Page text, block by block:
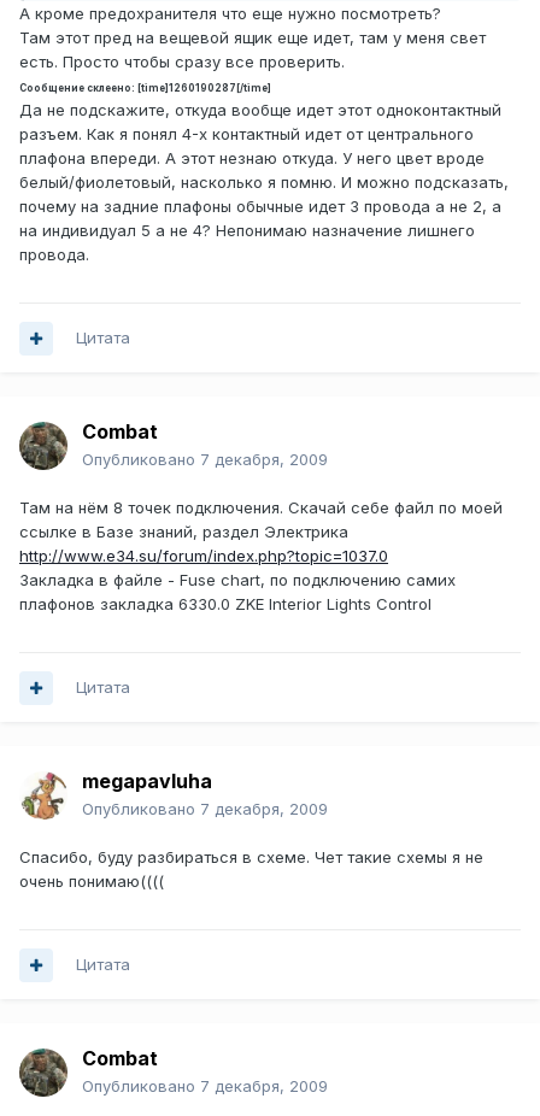
А кроме предохранителя что еще нужно посмотреть?
Там этот пред на вещевой ящик еще идет, там у меня свет
есть. Просто чтобы сразу все проверить.
Сообщение склеено: [time]1260190287[/time]
Да не подскажите, откуда вообще идет этот одноконтактный
разъем. Как я понял 4-х контактный идет от центрального
плафона впереди. А этот незнаю откуда. У него цвет вроде
белый/фиолетовый, насколько я помню. И можно подсказать,
почему на задние плафоны обычные идет 3 провода а не 2, а
на индивидуал 5 а не 4? Непонимаю назначение лишнего
провода.
Цитата
Combat
Опубликовано 7 декабря, 2009
Там на нём 8 точек подключения. Скачай себе файл по моей
ссылке в Базе знаний, раздел Электрика
http://www.e34.su/forum/index.php?topic=1037.0
Закладка в файле - Fuse chart, по подключению самих
плафонов закладка 6330.0 ZKE Interior Lights Control
Цитата
megapavluha
Опубликовано 7 декабря, 2009
Спасибо, буду разбираться в схеме. Чет такие схемы я не
очень понимаю((((
Цитата
Combat
Опубликовано 7 декабря, 2009